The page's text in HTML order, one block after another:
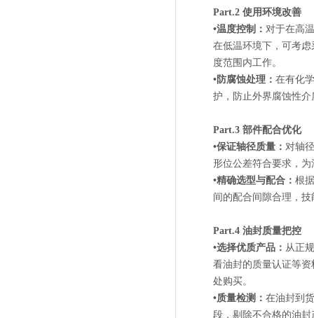
Part.2 使用环境改善
•温度控制： 对于在高
在低温环境下，可考
度范围内工作。
•防腐蚀处理： 在有化
护，防止外界腐蚀性
Part.3 部件配合优化
•保证轴径质量： 对轴
形位公差符合要求，
•精确选型与配合： 根
间的配合间隙合理，
Part.4 油封质量把控
•选择优质产品： 从正
看油封的质量认证等
处购买。
•质量检测： 在油封到
段，剔除不合格的油